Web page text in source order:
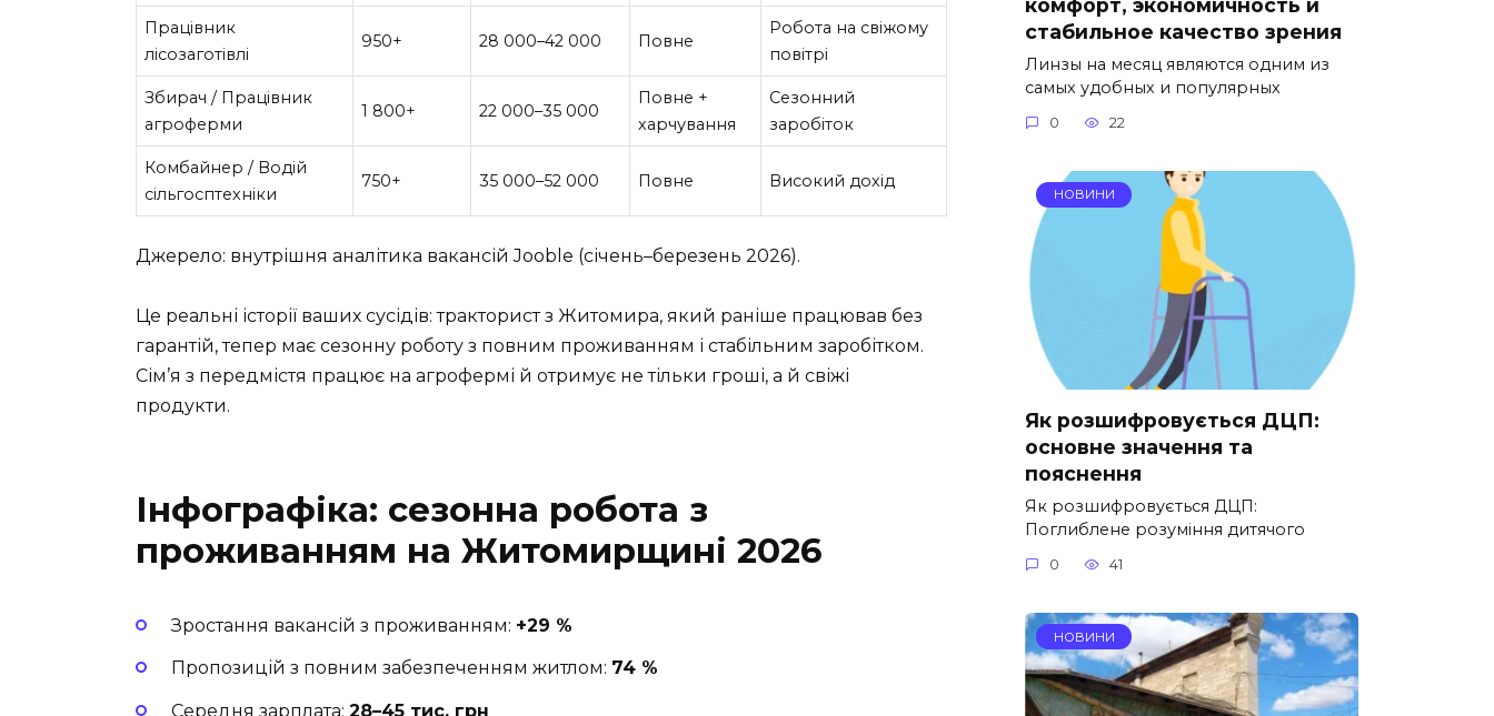
Працівник
лісозаготівлі
950+ 28 000–42 000 Повне
Робота на свіжому
повітрі
Збирач / Працівник
агроферми
1 800+ 22 000–35 000
Повне +
харчування
Сезонний
заробіток
Комбайнер / Водій
сільгосптехніки
750+ 35 000–52 000 Повне Високий дохід
Джерело: внутрішня аналітика вакансій Jooble (січень–березень 2026).
Це реальні історії ваших сусідів: тракторист з Житомира, який раніше працював без
гарантій, тепер має сезонну роботу з повним проживанням і стабільним заробітком.
Сім’я з передмістя працює на агрофермі й отримує не тільки гроші, а й свіжі
продукти.
Інфографіка: сезонна робота з
проживанням на Житомирщині 2026
Зростання вакансій з проживанням: +29 %
Пропозицій з повним забезпеченням житлом: 74 %
Середня зарплата: 28–45 тис. грн
стабильное качество зрения
Линзы на месяц являются одним из
самых удобных и популярных
0 22
НОВИНИ
Як розшифровується ДЦП:
основне значення та
пояснення
Як розшифровується ДЦП:
Поглиблене розуміння дитячого
0 41
НОВИНИ